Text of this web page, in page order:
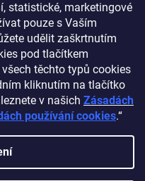
statistické, marketingové
pouze s Vaším
udělit zaškrtnutím
pod tlačítkem
těchto typů cookies
kliknutím na tlačítko
v našich Zásadách
používání cookies.“